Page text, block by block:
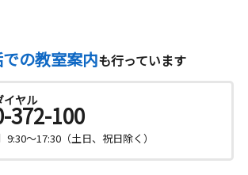
の教室案内も行っています
イヤル
372-100
9:30～17:30（土日、祝日除く）